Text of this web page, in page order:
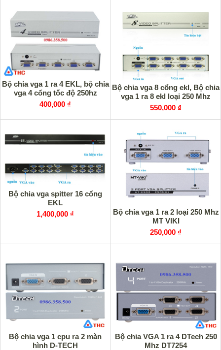
Bộ chia vga 1 ra 4 EKL, bộ chia
vga 4 cổng tốc độ 250hz
400,000 ₫
Bộ chia vga 8 cổng ekl, Bộ chia
vga 1 ra 8 ekl loại 250 Mhz
550,000 ₫
Bộ chia vga spitter 16 cổng
EKL
1,400,000 ₫
Bộ chia vga 1 ra 2 loại 250 Mhz
MT VIKI
250,000 ₫
Bộ chia vga 1 cpu ra 2 màn
hình D-TECH
Bộ chia VGA 1 ra 4 DTech 250
Mhz DT7254